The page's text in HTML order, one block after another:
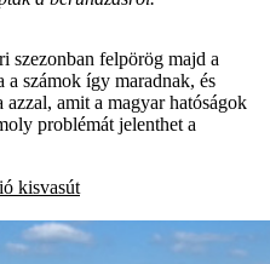
szezonban felpörög majd a
a számok így maradnak, és
amit a magyar hatóságok
problémát jelenthet a
kisvasút